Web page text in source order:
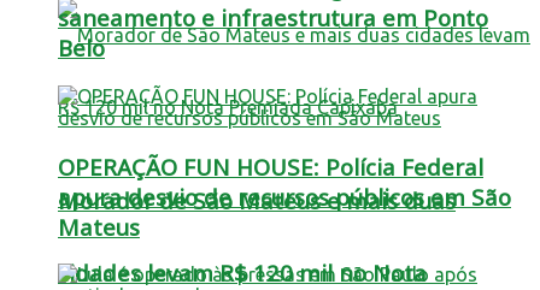
Morador de São Mateus e mais duas
cidades levam R$ 120 mil no Nota
saneamento e infraestrutura em Ponto
Belo
OPERAÇÃO FUN HOUSE: Polícia Federal
apura desvio de recursos públicos em São
Mateus